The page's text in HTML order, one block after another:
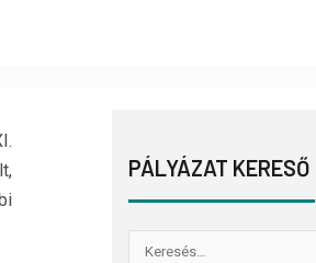
PÁLYÁZAT KERESŐ